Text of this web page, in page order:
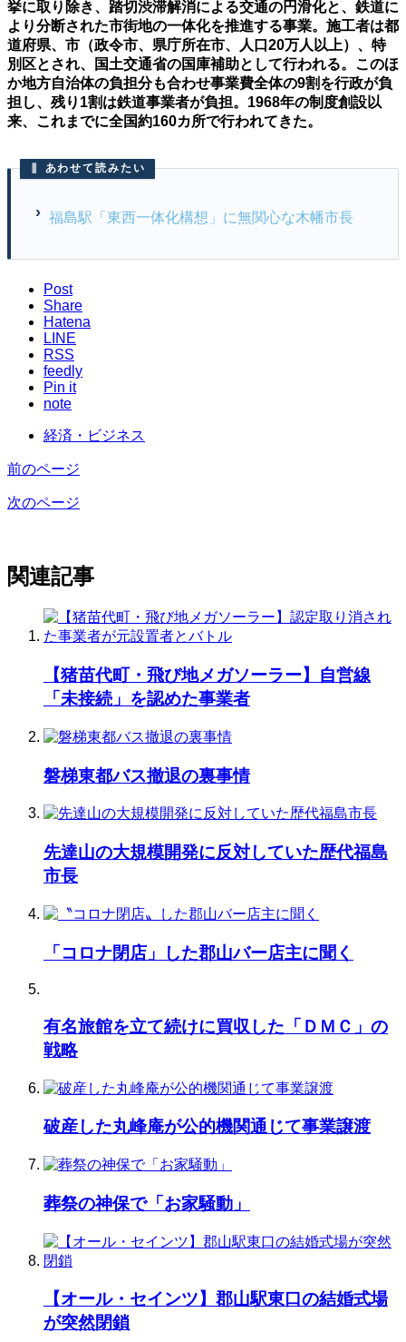
挙に取り除き、踏切渋滞解消による交通の円滑化と、鉄道に
より分断された市街地の一体化を推進する事業。施工者は都
道府県、市（政令市、県庁所在市、人口20万人以上）、特
別区とされ、国土交通省の国庫補助として行われる。このほ
か地方自治体の負担分も合わせ事業費全体の9割を行政が負
担し、残り1割は鉄道事業者が負担。1968年の制度創設以
来、これまでに全国約160カ所で行われてきた。
あわせて読みたい
福島駅「東西一体化構想」に無関心な木幡市長
Post
Share
Hatena
LINE
RSS
feedly
Pin it
note
経済・ビジネス
前のページ
次のページ
関連記事
【猪苗代町・飛び地メガソーラー】自営線
「未接続」を認めた事業者
磐梯東都バス撤退の裏事情
先達山の大規模開発に反対していた歴代福島
市長
「コロナ閉店」した郡山バー店主に聞く
有名旅館を立て続けに買収した「ＤＭＣ」の
戦略
破産した丸峰庵が公的機関通じて事業譲渡
葬祭の神保で「お家騒動」
【オール・セインツ】郡山駅東口の結婚式場
が突然閉鎖